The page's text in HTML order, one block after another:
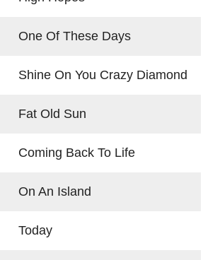
Of These Days
On You Crazy Diamond
Old Sun
Back To Life
An Island